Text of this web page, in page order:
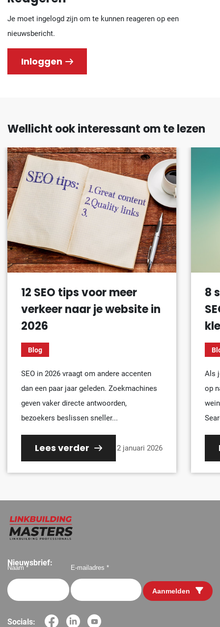
Je moet ingelogd zijn om te kunnen reageren op een
nieuwsbericht.
Inloggen
Wellicht ook interessant om te lezen
12 SEO tips voor meer
verkeer naar je website in
2026
Blog
SEO in 2026 vraagt om andere accenten
dan een paar jaar geleden. Zoekmachines
geven vaker directe antwoorden,
bezoekers beslissen sneller...
Lees verder 2 januari 2026
8
Als
op
Nieuwsbrief:
Naam * E-mailadres *
Aanmelden
Socials: